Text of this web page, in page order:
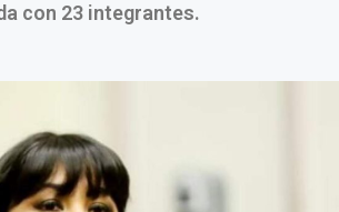
con 23 integrantes.